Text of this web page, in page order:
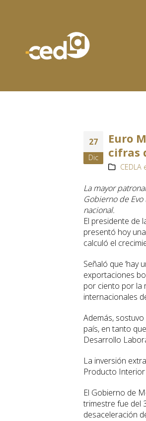
27
Dic
Euro
cifras
La mayor
Gobierno de
nacional.
El presidente de
presentó hoy
calculó el
Señaló que ‘hay
exportaciones
por ciento por la
internacionales
Además,
país, en tanto
Desarrollo
La inversión
Producto
El Gobierno de
trimestre fue del
desaceleración